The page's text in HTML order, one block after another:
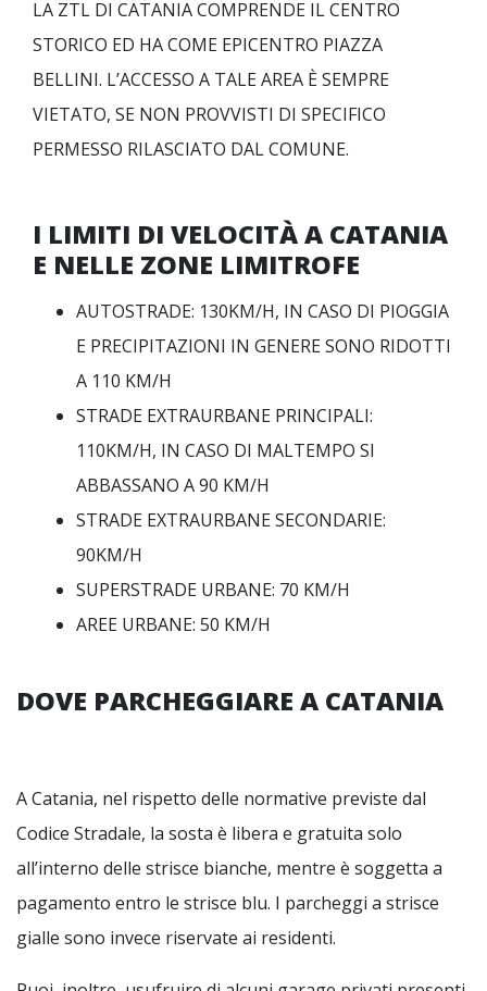
LA ZTL DI CATANIA COMPRENDE IL CENTRO
STORICO ED HA COME EPICENTRO PIAZZA
BELLINI. L’ACCESSO A TALE AREA È SEMPRE
VIETATO, SE NON PROVVISTI DI SPECIFICO
PERMESSO RILASCIATO DAL COMUNE.
I LIMITI DI VELOCITÀ A CATANIA
E NELLE ZONE LIMITROFE
AUTOSTRADE: 130KM/H, IN CASO DI PIOGGIA
E PRECIPITAZIONI IN GENERE SONO RIDOTTI
A 110 KM/H
STRADE EXTRAURBANE PRINCIPALI:
110KM/H, IN CASO DI MALTEMPO SI
ABBASSANO A 90 KM/H
STRADE EXTRAURBANE SECONDARIE:
90KM/H
SUPERSTRADE URBANE: 70 KM/H
AREE URBANE: 50 KM/H
DOVE PARCHEGGIARE A CATANIA
A Catania, nel rispetto delle normative previste dal
Codice Stradale, la sosta è libera e gratuita solo
all’interno delle strisce bianche, mentre è soggetta a
pagamento entro le strisce blu. I parcheggi a strisce
gialle sono invece riservate ai residenti.